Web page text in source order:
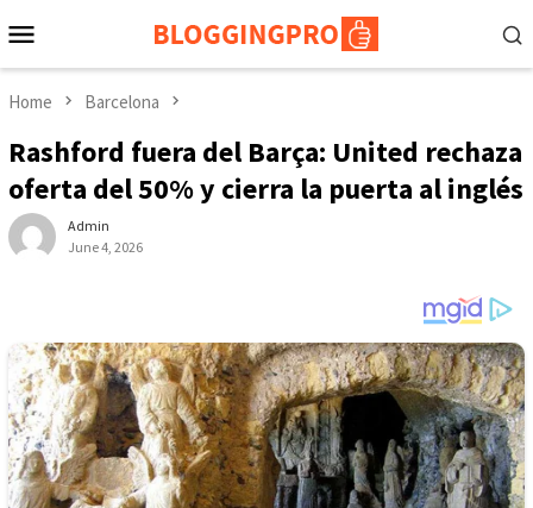
to
Menu
Home Barcelona
Rashford fuera del Barça: United rechaza
oferta del 50% y cierra la puerta al inglés
Admin
June 4, 2026